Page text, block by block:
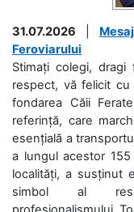
31.07.2026
Feroviarului
Stimați colegi,
respect, vă felicit
fondarea Căii
referință, care
esențială a
a lungul acestor
localități, a susținut
simbol al